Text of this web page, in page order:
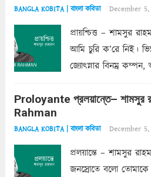
BANGLA KOBITA | বাংলা কবিতা December 5,
প্রায়শ্চিত্ত – শামসুর
আমি চুরি ক’রে নিই।
জ্যোৎস্নার বিনম্র কম্পন,
ছায়াচ্ছন্ন মোহন মিথুন
Proloyante প্রলয়ান্তে– শামসুর
Rahman
BANGLA KOBITA | বাংলা কবিতা December 5,
প্রলয়ান্তে – শামসুর
জনস্রোতে বলো